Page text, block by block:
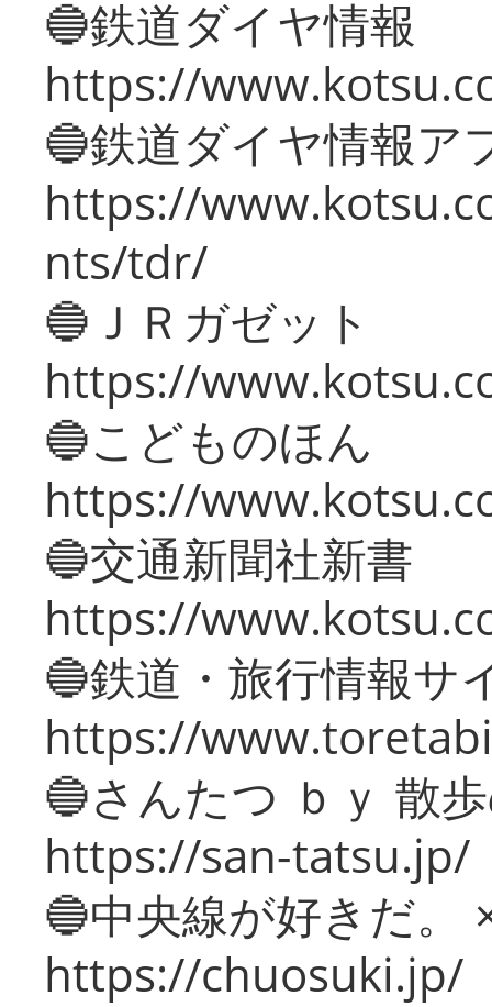
🔵鉄道ダイヤ情報
https://
🔵鉄道ダイヤ情報ア
https://
nts/tdr/
🔵ＪＲガゼット
https://
🔵こどものほん
https://
🔵交通新聞社新書
https://
🔵鉄道・旅行情報サ
https://
🔵さんたつ ｂｙ 散
https://san-tatsu.jp/
🔵中央線が好きだ。
https://chuosuki.jp/